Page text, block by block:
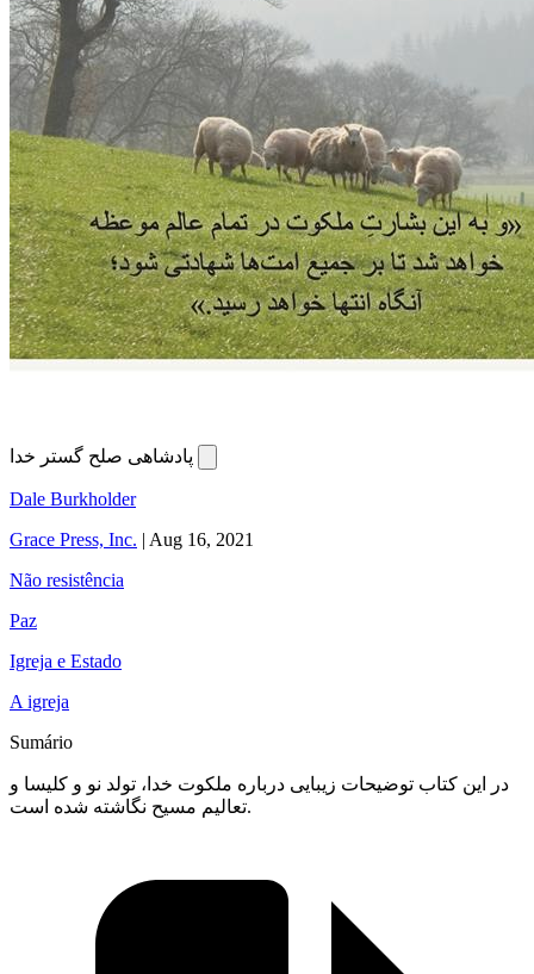
Dale Burkholder
Grace Press, Inc. | Aug 16, 2021
Não resistência
Paz
Igreja e Estado
A igreja
Sumário
در این کتاب توضیحات زیبایی درباره ملکوت خدا، تولد نو و کلیسا و
تعالیم مسیح نگاشته شده است.